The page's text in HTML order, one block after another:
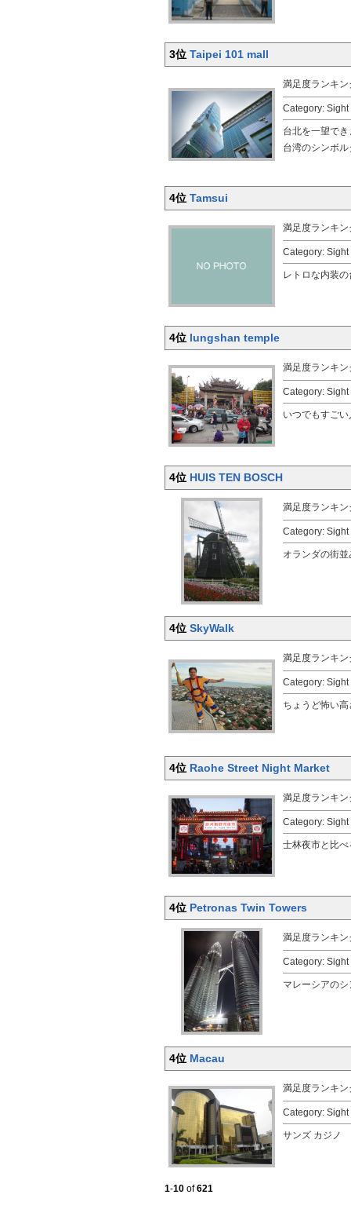
3位 Taipei 101 mall
満足度ランキ
Category:
台北を一望でき
台湾のシンボル
4位 Tamsui
満足度ランキ
Category:
レトロな内装
4位 lungshan temple
満足度ランキ
Category:
いつでもすごい
4位 HUIS TEN BOSCH
満足度ランキ
Category:
オランダの街
4位 SkyWalk
満足度ランキ
Category:
ちょうど怖い
4位 Raohe Street Night Market
満足度ランキ
Category:
士林夜市と比
4位 Petronas Twin Towers
満足度ランキ
Category:
マレーシアの
4位 Macau
満足度ランキ
Category:
サンズ カジノ
1-10 of621